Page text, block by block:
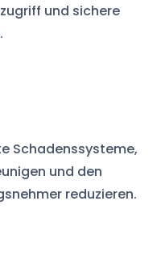
und sichere
Schadenssysteme,
und den
reduzieren.